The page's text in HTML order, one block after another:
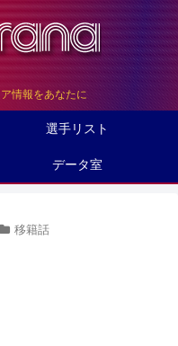
情報をあなたに
選手リスト
データ室
移籍話